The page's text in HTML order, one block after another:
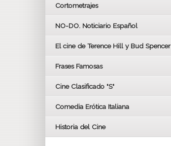
LOS OSCARS
BAFTA
Cortometrajes
NO-DO. Noticiario Español
El cine de Terence Hill y Bud Spencer
Frases Famosas
Cine Clasificado "S"
Comedia Erótica Italiana
Historia del Cine